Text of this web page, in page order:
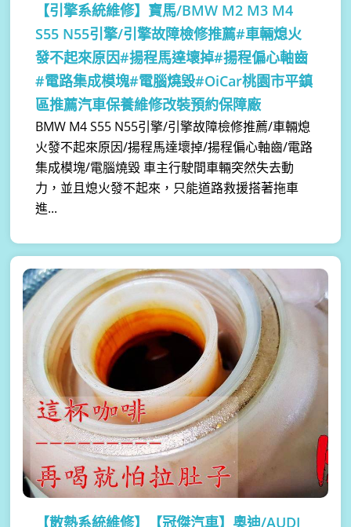
【引擎系統維修】 寶馬/BMW M2 M3 M4
S55 N55引擎/引擎故障檢修推薦#車輛熄火
發不起來原因#揚程馬達壞掉#揚程偏心軸齒
#電路集成模塊#電腦燒毀#OiCar桃園市平鎮
區推薦汽車保養維修改裝預約保障廠
BMW M4 S55 N55引擎/引擎故障檢修推薦/車輛熄
火發不起來原因/揚程馬達壞掉/揚程偏心軸齒/電路
集成模塊/電腦燒毀 車主行駛間車輛突然失去動
力，並且熄火發不起來，只能道路救援搭著拖車
進...
【散熱系統維修】
【冠傑汽車】奧迪/AUDI